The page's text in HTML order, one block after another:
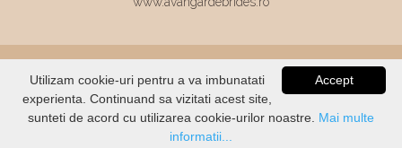
© 2026Elite Mariaj | Toate drepturile
rezervate
Dezvoltat de Voitin.com
STOC
Accept
Utilizam cookie-uri pentru a va imbunatati
experienta. Continuand sa vizitati acest site,
sunteti de acord cu utilizarea cookie-urilor noastre. Mai multe
informatii...